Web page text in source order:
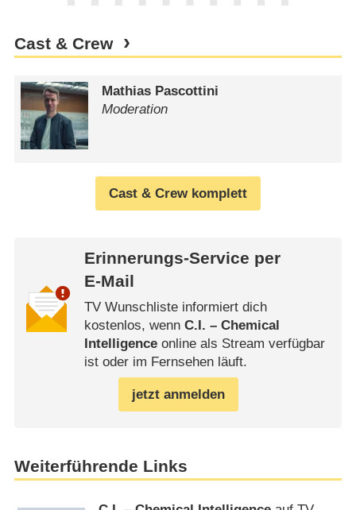
Cast & Crew
Mathias Pascottini
Moderation
Cast & Crew komplett
Erinnerungs-Service per
E-Mail
TV Wunschliste informiert dich
kostenlos, wenn C.I. – Chemical
Intelligenceonline als Stream verfügbar
ist oder im Fernsehen läuft.
jetzt anmelden
Weiterführende Links